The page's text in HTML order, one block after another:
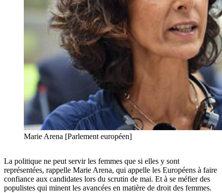
Marie Arena [Parlement européen]
La politique ne peut servir les femmes que si elles y sont
représentées, rappelle Marie Arena, qui appelle les Européens à faire
confiance aux candidates lors du scrutin de mai. Et à se méfier des
populistes qui minent les avancées en matière de droit des femmes.